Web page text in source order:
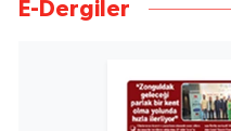
E-Dergiler